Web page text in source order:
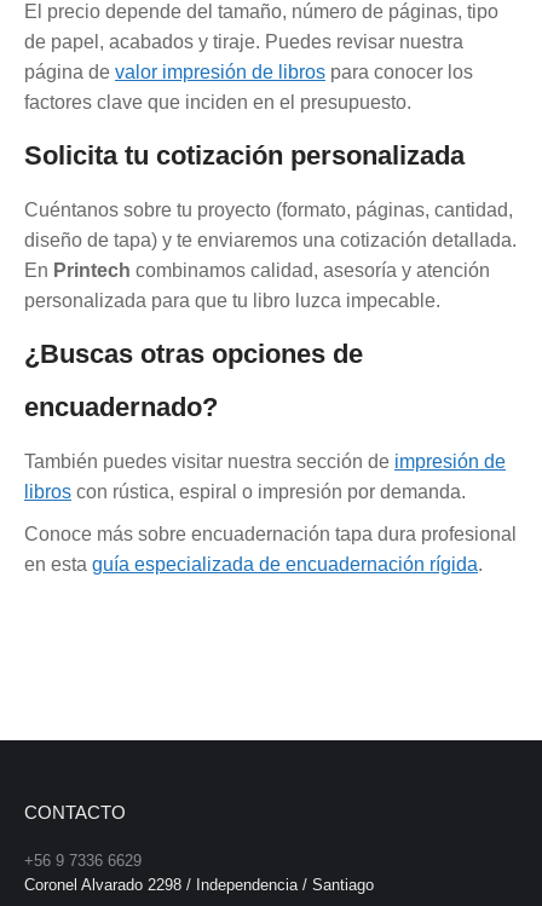
El precio depende del tamaño, número de páginas, tipo
de papel, acabados y tiraje. Puedes revisar nuestra
página de valor impresión de libros para conocer los
factores clave que inciden en el presupuesto.
Solicita tu cotización personalizada
Cuéntanos sobre tu proyecto (formato, páginas, cantidad,
diseño de tapa) y te enviaremos una cotización detallada.
En Printech combinamos calidad, asesoría y atención
personalizada para que tu libro luzca impecable.
¿Buscas otras opciones de
encuadernado?
También puedes visitar nuestra sección de impresión de
libros con rústica, espiral o impresión por demanda.
Conoce más sobre encuadernación tapa dura profesional
en esta guía especializada de encuadernación rígida.
CONTACTO
+56 9 7336 6629
Coronel Alvarado 2298 / Independencia / Santiago